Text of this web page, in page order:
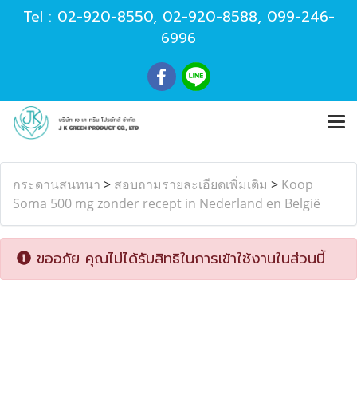
Tel : 02-920-8550, 02-920-8588, 099-246-
6996
กระดานสนทนา > สอบถามรายละเอียดเพิ่มเติม > Koop
Soma 500 mg zonder recept in Nederland en België
ขออภัย คุณไม่ได้รับสิทธิในการเข้าใช้งานในส่วนนี้